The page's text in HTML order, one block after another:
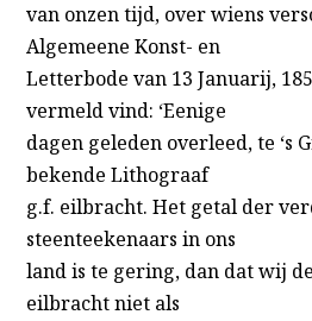
van onzen tijd, over wiens
Algemeene Konst- en
Letterbode van 13 Januarij,
vermeld vind: ‘Eenige
dagen geleden overleed, te ‘s
bekende Lithograaf
g.f. eilbracht. Het getal der
steenteekenaars in ons
land is te gering, dan dat wij
eilbracht niet als